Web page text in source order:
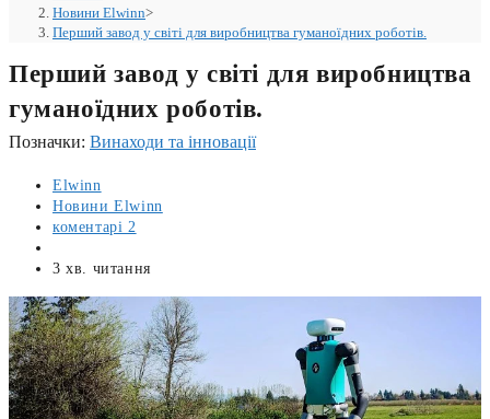
Новини Elwinn>
Перший завод у світі для виробництва гуманоїдних роботів.
Перший завод у світі для виробництва
гуманоїдних роботів.
Позначки: Винаходи та інновації
Автор
запису:
Elwinn
Категорія
запису:
Новини Elwinn
Коментарі
коментарі 2
опубліковано:
Час
3 хв. читання